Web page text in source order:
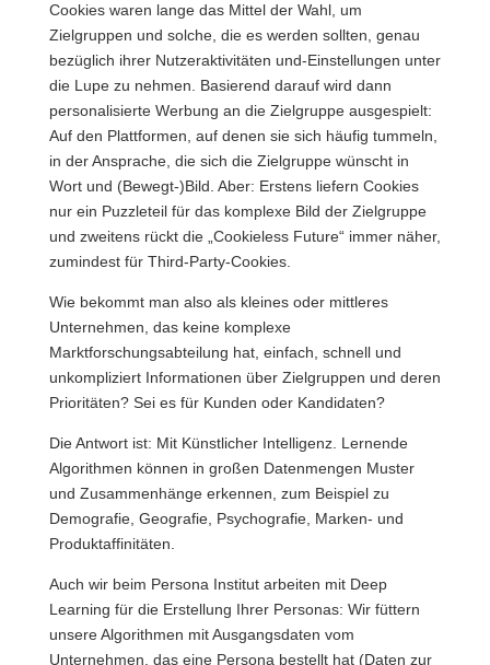
Cookies waren lange das Mittel der Wahl, um
Zielgruppen und solche, die es werden sollten, genau
bezüglich ihrer Nutzeraktivitäten und-Einstellungen unter
die Lupe zu nehmen. Basierend darauf wird dann
personalisierte Werbung an die Zielgruppe ausgespielt:
Auf den Plattformen, auf denen sie sich häufig tummeln,
in der Ansprache, die sich die Zielgruppe wünscht in
Wort und (Bewegt-)Bild. Aber: Erstens liefern Cookies
nur ein Puzzleteil für das komplexe Bild der Zielgruppe
und zweitens rückt die „Cookieless Future“ immer näher,
zumindest für Third-Party-Cookies.
Wie bekommt man also als kleines oder mittleres
Unternehmen, das keine komplexe
Marktforschungsabteilung hat, einfach, schnell und
unkompliziert Informationen über Zielgruppen und deren
Prioritäten? Sei es für Kunden oder Kandidaten?
Die Antwort ist: Mit Künstlicher Intelligenz. Lernende
Algorithmen können in großen Datenmengen Muster
und Zusammenhänge erkennen, zum Beispiel zu
Demografie, Geografie, Psychografie, Marken- und
Produktaffinitäten.
Auch wir beim Persona Institut arbeiten mit Deep
Learning für die Erstellung Ihrer Personas: Wir füttern
unsere Algorithmen mit Ausgangsdaten vom
Unternehmen, das eine Persona bestellt hat (Daten zur